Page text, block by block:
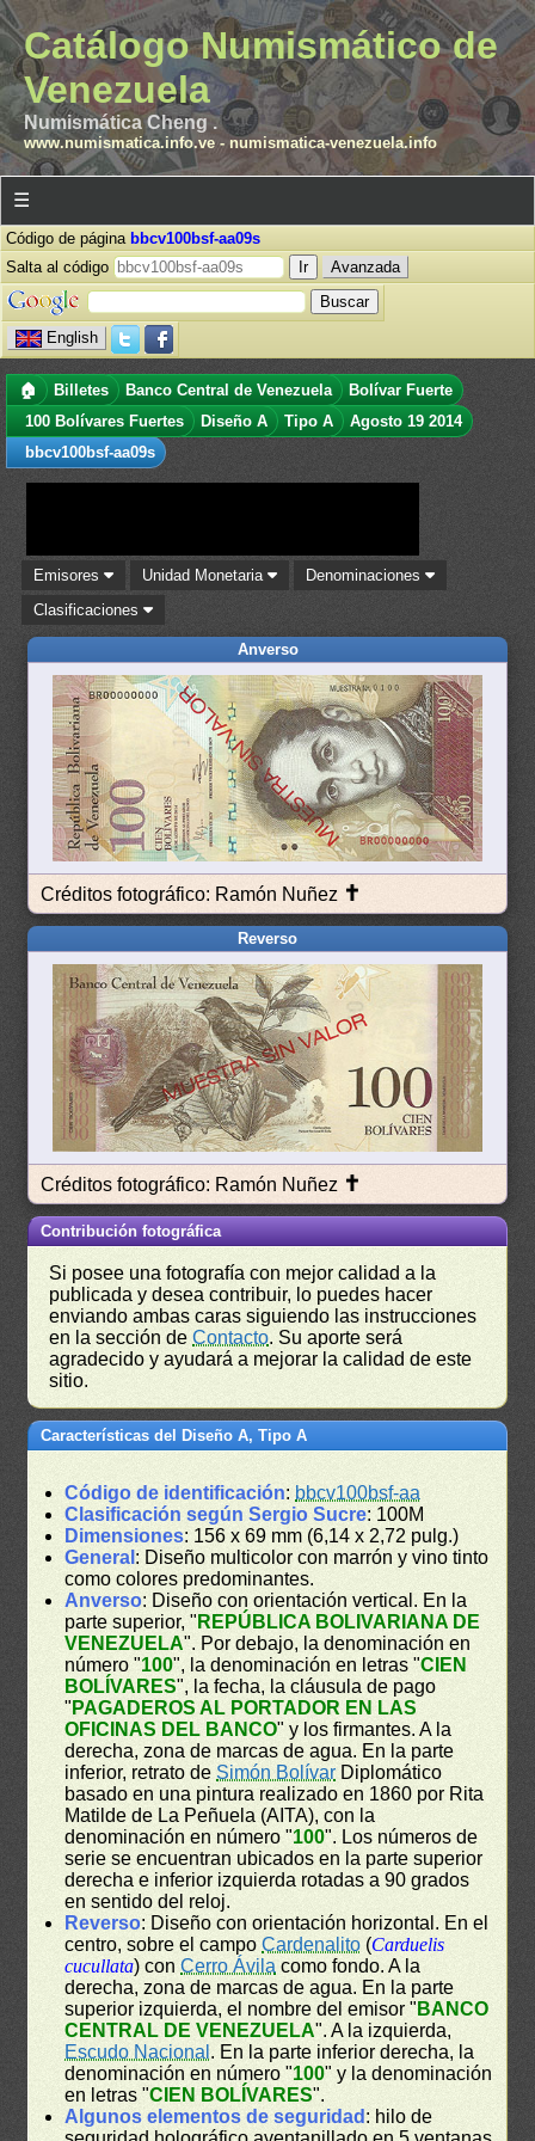
Catálogo Numismático de
Venezuela
Numismática Cheng .
www.numismatica.info.ve- numismatica-venezuela.info
☰
Código de página bbcv100bsf-aa09s
Salta al código
Avanzada
English
🏠 Billetes Banco Central de Venezuela
Bolívar Fuerte
100 Bolívares Fuertes
Diseño A Tipo A
Agosto 19 2014
bbcv100bsf-aa09s
Emisores Unidad Monetaria
Denominaciones
Clasificaciones
Anverso
Créditos fotográfico: Ramón Nuñez ✝
Reverso
Créditos fotográfico: Ramón Nuñez ✝
Contribución fotográfica
Si posee una fotografía con mejor calidad a la
publicada y desea contribuir, lo puedes hacer
enviando ambas caras siguiendo las instrucciones
en la sección deContacto. Su aporte será
agradecido y ayudará a mejorar la calidad de este
sitio.
Características del Diseño A, Tipo A
Código de identificación: bbcv100bsf-aa
Clasificación según Sergio Sucre: 100M
Dimensiones: 156 x 69 mm (6,14 x 2,72 pulg.)
General : Diseño multicolor con marrón y vino tinto
como colores predominantes.
Anverso: Diseño con orientación vertical. En la
parte superior, " REPÚBLICA BOLIVARIANA DE
VENEZUELA". Por debajo, la denominación en
número "100", la denominación en letras "CIEN
BOLÍVARES", la fecha, la cláusula de pago
" PAGADEROS AL PORTADOR EN LAS
OFICINAS DEL BANCO" y los firmantes. A la
derecha, zona de marcas de agua. En la parte
inferior, retrato deSimón Bolívar Diplomático
basado en una pintura realizado en 1860 por Rita
Matilde de La Peñuela (AITA), con la
denominación en número "100". Los números de
serie se encuentran ubicados en la parte superior
derecha e inferior izquierda rotadas a 90 grados
en sentido del reloj.
Reverso: Diseño con orientación horizontal. En el
centro, sobre el campoCardenalito (Carduelis
cucullata) conCerro Ávila como fondo. A la
derecha, zona de marcas de agua. En la parte
superior izquierda, el nombre del emisor " BANCO
CENTRAL DE VENEZUELA". A la izquierda,
Escudo Nacional . En la parte inferior derecha, la
denominación en número "100" y la denominación
en letras "CIEN BOLÍVARES".
Algunos elementos de seguridad : hilo de